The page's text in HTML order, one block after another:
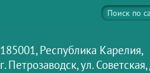
185001, Республика Карелия,
г. Петрозаводск, ул. Советская,